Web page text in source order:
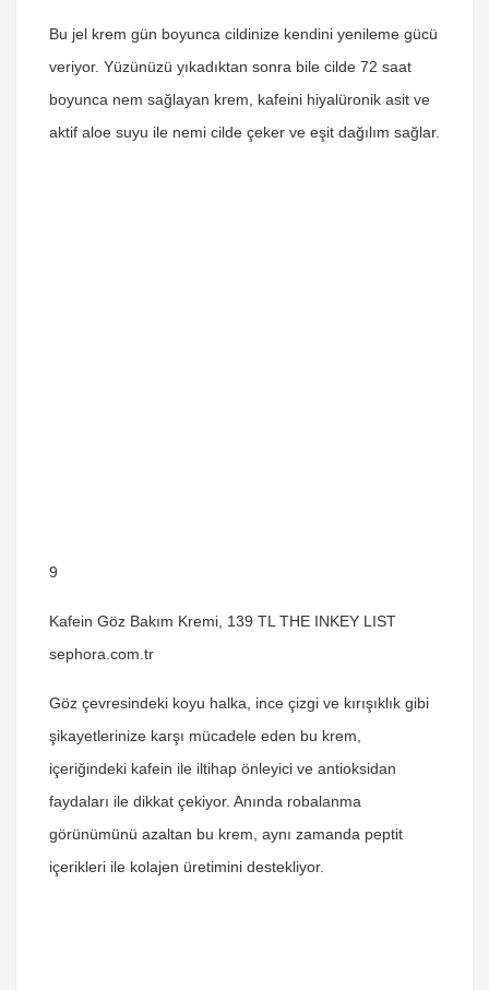
Bu jel krem gün boyunca cildinize kendini yenileme gücü
veriyor. Yüzünüzü yıkadıktan sonra bile cilde 72 saat
boyunca nem sağlayan krem, kafeini hiyalüronik asit ve
aktif aloe suyu ile nemi cilde çeker ve eşit dağılım sağlar.
9
Kafein Göz Bakım Kremi, 139 TL THE INKEY LIST
sephora.com.tr
Göz çevresindeki koyu halka, ince çizgi ve kırışıklık gibi
şikayetlerinize karşı mücadele eden bu krem,
içeriğindeki kafein ile iltihap önleyici ve antioksidan
faydaları ile dikkat çekiyor. Anında robalanma
görünümünü azaltan bu krem, aynı zamanda peptit
içerikleri ile kolajen üretimini destekliyor.